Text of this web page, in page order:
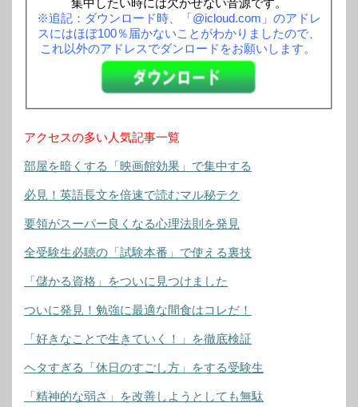
集中したい時には欠かせない音源です。
※追記：ダウンロード時、「@icloud.com」のアドレ
スにはほぼ100％届かないことがわかりましたので、
これ以外のアドレスでダンロードをお願いします。
アクセスの多い人気記事一覧
部屋を暗くする「映画館効果」で集中する
必見！英語長文を倍速で読むマル秘テク
要領がスーパー良くなる心理法則を発見
全受験生必聴の「試験本番」で使える裏技
「儲かる資格」をついに見つけました
ついに発見！勉強に最適な間食はコレだ！
「好きなことで生きていく！」を徹底検証
ヘタすぎる「休日のすごし方」をする受験生
「精神的な弱さ」を改善しようとしても無駄